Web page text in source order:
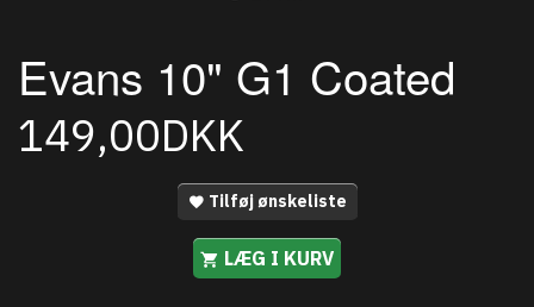
Evans 10" G1 Coated
149,00DKK
Tilføj ønskeliste
LÆG I KURV